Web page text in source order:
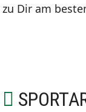
zu Dir am